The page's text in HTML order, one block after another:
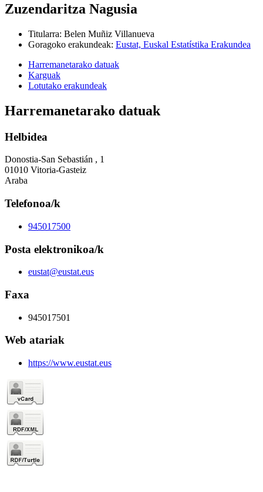
Zuzendaritza Nagusia
Titularra: Belen Muñiz Villanueva
Goragoko erakundeak: Eustat, Euskal Estatístika Erakundea
Harremanetarako datuak
Karguak
Lotutako erakundeak
Harremanetarako datuak
Helbidea
Donostia-San Sebastián , 1
01010 Vitoria-Gasteiz
Araba
Telefonoa/k
945017500
Posta elektronikoa/k
eustat@eustat.eus
Faxa
945017501
Web atariak
https://www.eustat.eus